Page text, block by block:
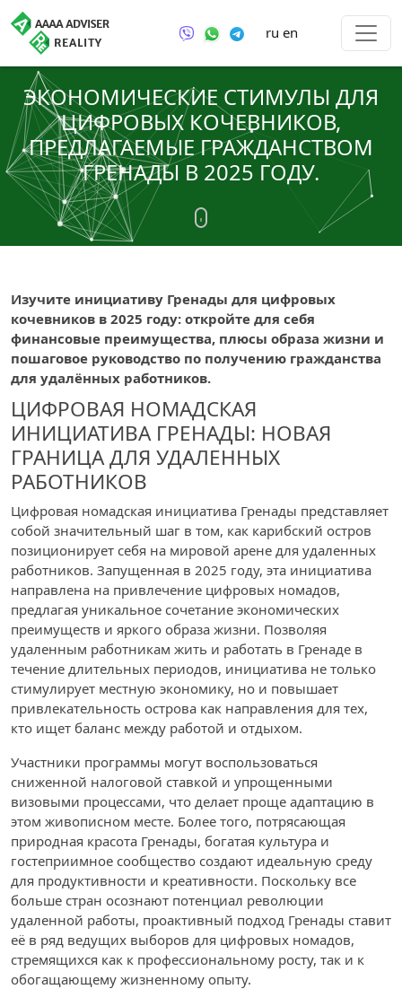
ru en
ЭКОНОМИЧЕСКИЕ СТИМУЛЫ ДЛЯ
ЦИФРОВЫХ КОЧЕВНИКОВ,
ПРЕДЛАГАЕМЫЕ ГРАЖДАНСТВОМ
ГРЕНАДЫ В 2025 ГОДУ.
Изучите инициативу Гренады для цифровых
кочевников в 2025 году: откройте для себя
финансовые преимущества, плюсы образа жизни и
пошаговое руководство по получению гражданства
для удалённых работников.
ЦИФРОВАЯ НОМАДСКАЯ
ИНИЦИАТИВА ГРЕНАДЫ: НОВАЯ
ГРАНИЦА ДЛЯ УДАЛЕННЫХ
РАБОТНИКОВ
Цифровая номадская инициатива Гренады представляет
собой значительный шаг в том, как карибский остров
позиционирует себя на мировой арене для удаленных
работников. Запущенная в 2025 году, эта инициатива
направлена на привлечение цифровых номадов,
предлагая уникальное сочетание экономических
преимуществ и яркого образа жизни. Позволяя
удаленным работникам жить и работать в Гренаде в
течение длительных периодов, инициатива не только
стимулирует местную экономику, но и повышает
привлекательность острова как направления для тех,
кто ищет баланс между работой и отдыхом.
Участники программы могут воспользоваться
сниженной налоговой ставкой и упрощенными
визовыми процессами, что делает проще адаптацию в
этом живописном месте. Более того, потрясающая
природная красота Гренады, богатая культура и
гостеприимное сообщество создают идеальную среду
для продуктивности и креативности. Поскольку все
больше стран осознают потенциал революции
удаленной работы, проактивный подход Гренады ставит
её в ряд ведущих выборов для цифровых номадов,
стремящихся как к профессиональному росту, так и к
обогащающему жизненному опыту.